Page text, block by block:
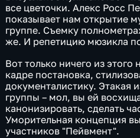
все цветочки. Алекс Росс
показывает нам открытие
группе. Съемку
же. И репетицию мюзикла
Вот только ничего из
кадре постановка,
документалистику. Этакая
группы – мол, вы ей
канонизировать, сделать
Уморительная концепция
участников "Пейвмент".